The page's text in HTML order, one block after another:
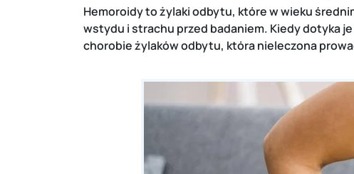
Hemoroidy to żylaki odbytu, które w wieku
wstydu i strachu przed badaniem. Kiedy dotyka
chorobie żylaków odbytu, która nieleczona